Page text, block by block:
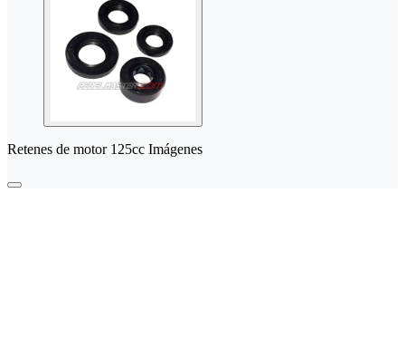
Retenes de motor 125cc Imágenes